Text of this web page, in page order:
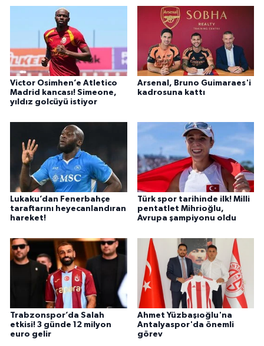
Victor Osimhen’e Atletico
Madrid kancası! Simeone,
yıldız golcüyü istiyor
Arsenal, Bruno Guimaraes'i
kadrosuna kattı
Lukaku’dan Fenerbahçe
taraftarını heyecanlandıran
hareket!
Türk spor tarihinde ilk! Milli
pentatlet Mihrioğlu,
Avrupa şampiyonu oldu
Trabzonspor’da Salah
etkisi! 3 günde 12 milyon
euro gelir
Ahmet Yüzbaşıoğlu'na
Antalyaspor'da önemli
görev